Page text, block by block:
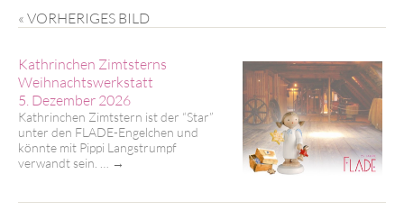
« VORHERIGES BILD
Kathrinchen Zimtsterns
Weihnachtswerkstatt
5. Dezember 2026
Kathrinchen Zimtstern ist der “Star”
unter den FLADE-Engelchen und
könnte mit Pippi Langstrumpf
verwandt sein. …
→